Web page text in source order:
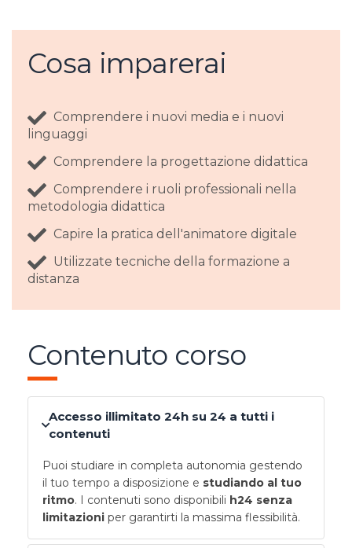
Cosa imparerai
Comprendere i nuovi media e i nuovi
linguaggi
Comprendere la progettazione didattica
Comprendere i ruoli professionali nella
metodologia didattica
Capire la pratica dell'animatore digitale
Utilizzate tecniche della formazione a
distanza
Contenuto corso
Accesso illimitato 24h su 24 a tutti i
contenuti
Puoi studiare in completa autonomia gestendo
il tuo tempo a disposizione e studiando al tuo
ritmo. I contenuti sono disponibili h24 senza
limitazioni per garantirti la massima flessibilità.